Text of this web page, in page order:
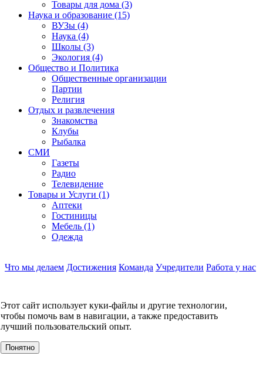
Товары для дома (3)
Наука и образование (15)
ВУЗы (4)
Наука (4)
Школы (3)
Экология (4)
Общество и Политика
Общественные организации
Партии
Религия
Отдых и развлечения
Знакомства
Клубы
Рыбалка
СМИ
Газеты
Радио
Телевидение
Товары и Услуги (1)
Аптеки
Гостиницы
Мебель (1)
Одежда
Что мы делаем Достижения Команда Учредители Работа у нас
О компании
УСЛУГИ
События
Клиенты
МЕРОПРИЯТИЯ
Этот сайт использует куки-файлы и другие технологии,
чтобы помочь вам в навигации, а также предоставить
лучший пользовательский опыт.
Понятно